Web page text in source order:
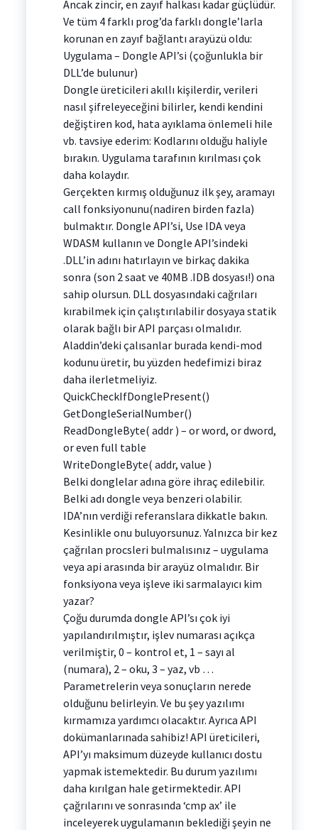
Ancak zincir, en zayıf halkası kadar güçlüdür.
Ve tüm 4 farklı prog’da farklı dongle’larla
korunan en zayıf bağlantı arayüzü oldu:
Uygulama – Dongle API’si (çoğunlukla bir
DLL’de bulunur)
Dongle üreticileri akıllı kişilerdir, verileri
nasıl şifreleyeceğini bilirler, kendi kendini
değiştiren kod, hata ayıklama önlemeli hile
vb. tavsiye ederim: Kodlarını olduğu haliyle
bırakın. Uygulama tarafının kırılması çok
daha kolaydır.
Gerçekten kırmış olduğunuz ilk şey, aramayı
call fonksiyonunu(nadiren birden fazla)
bulmaktır. Dongle API’si, Use IDA veya
WDASM kullanın ve Dongle API’sindeki
.DLL’in adını hatırlayın ve birkaç dakika
sonra (son 2 saat ve 40MB .IDB dosyası!) ona
sahip olursun. DLL dosyasındaki cağrıları
kırabilmek için çalıştırılabilir dosyaya statik
olarak bağlı bir API parçası olmalıdır.
Aladdin’deki çalısanlar burada kendi-mod
kodunu üretir, bu yüzden hedefimizi biraz
daha ilerletmeliyiz.
QuickCheckIfDonglePresent()
GetDongleSerialNumber()
ReadDongleByte( addr ) – or word, or dword,
or even full table
WriteDongleByte( addr, value )
Belki donglelar adına göre ihraç edilebilir.
Belki adı dongle veya benzeri olabilir.
IDA’nın verdiği referanslara dikkatle bakın.
Kesinlikle onu buluyorsunuz. Yalnızca bir kez
çağrılan procsleri bulmalısınız – uygulama
veya api arasında bir arayüz olmalıdır. Bir
fonksiyona veya işleve iki sarmalayıcı kim
yazar?
Çoğu durumda dongle API’sı çok iyi
yapılandırılmıştır, işlev numarası açıkça
verilmiştir, 0 – kontrol et, 1 – sayı al
(numara), 2 – oku, 3 – yaz, vb …
Parametrelerin veya sonuçların nerede
olduğunu belirleyin. Ve bu şey yazılımı
kırmamıza yardımcı olacaktır. Ayrıca API
dokümanlarınada sahibiz! API üreticileri,
API’yı maksimum düzeyde kullanıcı dostu
yapmak istemektedir. Bu durum yazılımı
daha kırılgan hale getirmektedir. API
çağrılarını ve sonrasında ‘cmp ax’ ile
inceleyerek uygulamanın beklediği şeyin ne